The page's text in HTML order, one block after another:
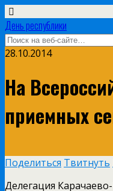
День республики
28.10.2014
На
приемных
Поделиться Твитнуть
Делегация